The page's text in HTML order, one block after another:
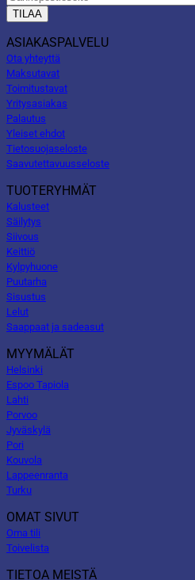
ASIAKASPALVELU
Ota yhteyttä
Maksutavat
Toimitustavat
Yritysasiakas
Palautus
Yleiset ehdot
Tietosuojaseloste
Saavutettavuusseloste
TUOTERYHMÄT
Kalusteet
Säilytys
Siivous
Keittiö
Kylpyhuone
Puutarha
Sisustus
Lelut
Saappaat ja sadeasut
MYYMÄLÄT
Helsinki
Espoo Tapiola
Lahti
Porvoo
Jyväskylä
Pori
Kouvola
Lappeenranta
Turku
OMAT SIVUT
Oma tili
Toivelista
TIETOA MEISTÄ